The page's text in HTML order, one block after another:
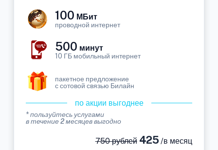
100 МБит
проводной интернет
500 минут
10 ГБ мобильный интернет
пакетное предложение
с сотовой связью Билайн
по акции выгоднее
* пользуйтесь услугами
в течение 2 месяцев выгодно
750 рублей425 /в месяц